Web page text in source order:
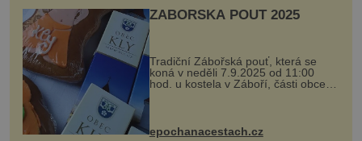
ZÁBOŘSKÁ POUŤ 2025
Tradiční Zábořská pouť, která se
koná v neděli 7.9.2025 od 11:00
hod. u kostela v Záboří, části obce
Kly u Mělníka. V programu naleznete
komentovanou prohlídku kostela,
epochanacestach.cz